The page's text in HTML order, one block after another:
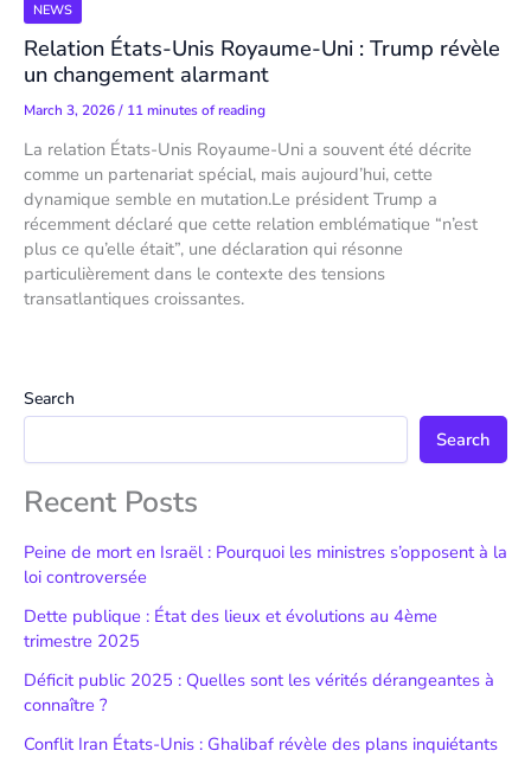
NEWS
Relation États-Unis Royaume-Uni : Trump révèle
un changement alarmant
March 3, 2026/ 11 minutes of reading
La relation États-Unis Royaume-Uni a souvent été décrite
comme un partenariat spécial, mais aujourd’hui, cette
dynamique semble en mutation.Le président Trump a
récemment déclaré que cette relation emblématique “n’est
plus ce qu’elle était”, une déclaration qui résonne
particulièrement dans le contexte des tensions
transatlantiques croissantes.
Search
Search
Recent Posts
Peine de mort en Israël : Pourquoi les ministres s’opposent à la
loi controversée
Dette publique : État des lieux et évolutions au 4ème
trimestre 2025
Déficit public 2025 : Quelles sont les vérités dérangeantes à
connaître ?
Conflit Iran États-Unis : Ghalibaf révèle des plans inquiétants